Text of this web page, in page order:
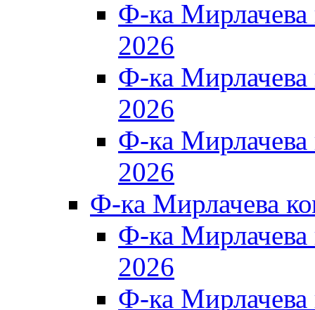
Ф-ка
2026
Ф-ка
2026
Ф-ка
2026
Ф-ка Мирлачева
Ф-ка
2026
Ф-ка